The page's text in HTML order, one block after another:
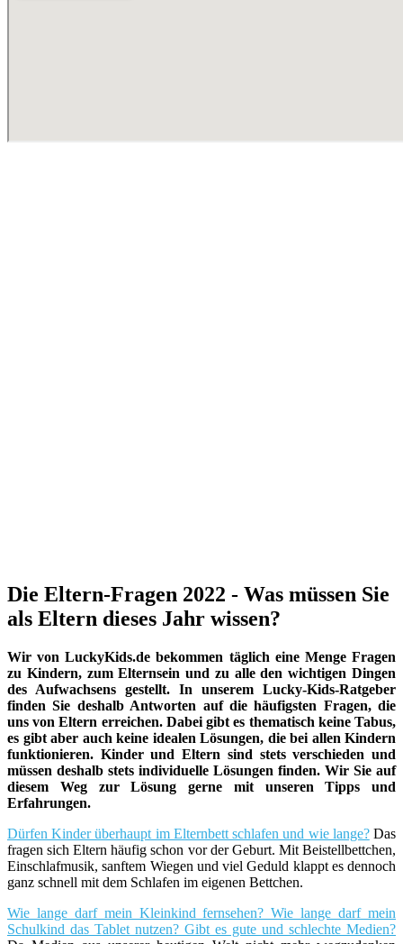
Die Eltern-Fragen 2022 - Was müssen Sie
als Eltern dieses Jahr wissen?
Wir von LuckyKids.de bekommen täglich eine Menge Fragen
zu Kindern, zum Elternsein und zu alle den wichtigen Dingen
des Aufwachsens gestellt. In unserem Lucky-Kids-Ratgeber
finden Sie deshalb Antworten auf die häufigsten Fragen, die
uns von Eltern erreichen. Dabei gibt es thematisch keine Tabus,
es gibt aber auch keine idealen Lösungen, die bei allen Kindern
funktionieren. Kinder und Eltern sind stets verschieden und
müssen deshalb stets individuelle Lösungen finden. Wir Sie auf
diesem Weg zur Lösung gerne mit unseren Tipps und
Erfahrungen.
Dürfen Kinder überhaupt im Elternbett schlafen und wie lange?Das
fragen sich Eltern häufig schon vor der Geburt. Mit Beistellbettchen,
Einschlafmusik, sanftem Wiegen und viel Geduld klappt es dennoch
ganz schnell mit dem Schlafen im eigenen Bettchen.
Wie lange darf mein Kleinkind fernsehen? Wie lange darf mein
Schulkind das Tablet nutzen? Gibt es gute und schlechte Medien?